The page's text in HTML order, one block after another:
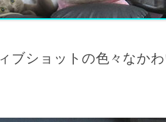
ブショットの色々なかわ